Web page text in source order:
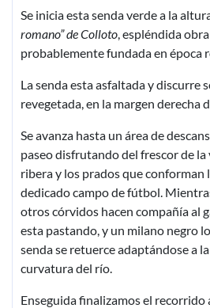
Se inicia esta senda verde a la
romano” de Colloto, espléndida
probablemente fundada en época
La senda esta asfaltada y discurre
revegetada, en la margen derecha
Se avanza hasta un área de
paseo disfrutando del frescor de la
ribera y los prados que conforman
dedicado campo de fútbol.
otros córvidos hacen compañía al
esta pastando, y un milano negro
senda se retuerce adaptándose a
curvatura del río.
Enseguida finalizamos el recorrido